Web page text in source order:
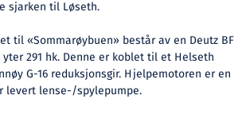
sjarken til Løseth.
til «Sommarøybuen» består av en Deutz BF
291 hk. Denne er koblet til et Helseth
G-16 reduksjonsgir. Hjelpemotoren er en
levert lense-/spylepumpe.